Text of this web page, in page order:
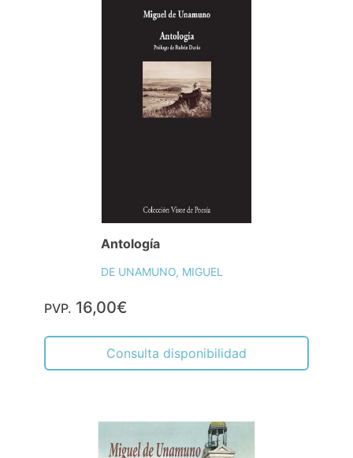
Antología
DE UNAMUNO, MIGUEL
PVP. 16,00€
Consulta disponibilidad